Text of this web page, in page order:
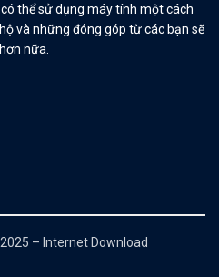
thể sử dụng máy tính một cách
và những đóng góp từ các bạn sẽ
nữa.
2025 – Internet Download